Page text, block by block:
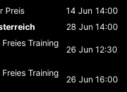
Preis 14 Jun 14:00
28 Jun 14:00
Freies Training
26 Jun 12:30
Freies Training
26 Jun 16:00